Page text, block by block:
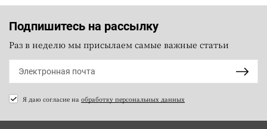
Подпишитесь на рассылку
Раз в неделю мы присылаем самые важные статьи
Я даю согласие на обработку персональных данных